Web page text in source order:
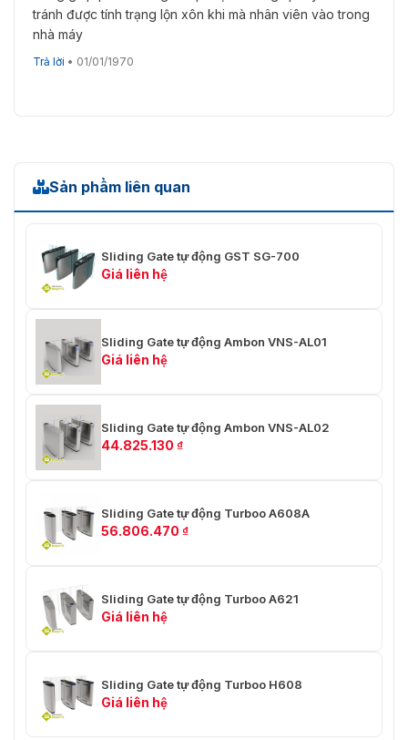
tránh được tính trạng lộn xôn khi mà nhân viên vào trong
nhà máy
Trả lời • 01/01/1970
Sản phẩm liên quan
Sliding Gate tự động GST SG-700
Giá liên hệ
Sliding Gate tự động Ambon VNS-AL01
Giá liên hệ
Sliding Gate tự động Ambon VNS-AL02
44.825.130 ₫
Sliding Gate tự động Turboo A608A
56.806.470 ₫
Sliding Gate tự động Turboo A621
Giá liên hệ
Sliding Gate tự động Turboo H608
Giá liên hệ